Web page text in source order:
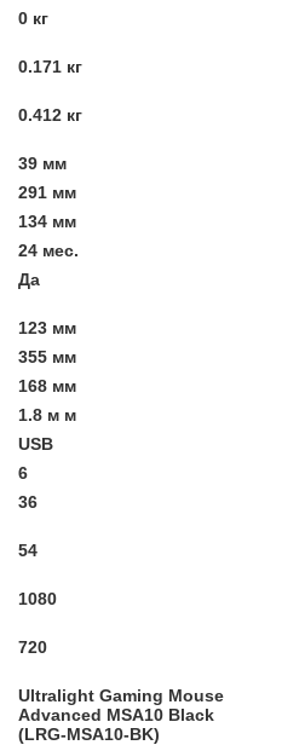
0 кг
0.171 кг
0.412 кг
39 мм
291 мм
134 мм
24 мес.
Да
123 мм
355 мм
168 мм
1.8 м м
USB
6
36
54
1080
720
Ultralight Gaming Mouse
Advanced MSA10 Black
(LRG-MSA10-BK)